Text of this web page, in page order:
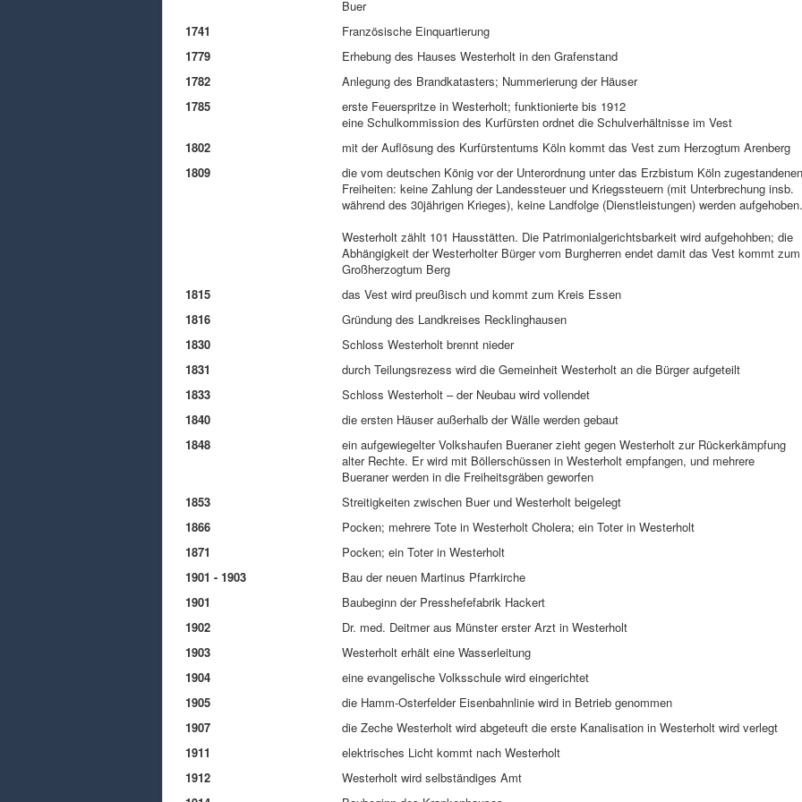
Buer
1741
Französische Einquartierung
1779
Erhebung des Hauses Westerholt in den Grafenstand
1782
Anlegung des Brandkatasters; Nummerierung der Häuser
1785
erste Feuerspritze in Westerholt; funktionierte bis 1912
eine Schulkommission des Kurfürsten ordnet die Schulverhältnisse im Vest
1802
mit der Auflösung des Kurfürstentums Köln kommt das Vest zum Herzogtum Arenberg
1809
die vom deutschen König vor der Unterordnung unter das Erzbistum Köln zugestandenen
Freiheiten: keine Zahlung der Landessteuer und Kriegssteuern (mit Unterbrechung insb.
während des 30jährigen Krieges), keine Landfolge (Dienstleistungen) werden aufgehoben.
Westerholt zählt 101 Hausstätten. Die Patrimonialgerichtsbarkeit wird aufgehohben; die
Abhängigkeit der Westerholter Bürger vom Burgherren endet damit das Vest kommt zum
Großherzogtum Berg
1815
das Vest wird preußisch und kommt zum Kreis Essen
1816
Gründung des Landkreises Recklinghausen
1830
Schloss Westerholt brennt nieder
1831
durch Teilungsrezess wird die Gemeinheit Westerholt an die Bürger aufgeteilt
1833
Schloss Westerholt – der Neubau wird vollendet
1840
die ersten Häuser außerhalb der Wälle werden gebaut
1848
ein aufgewiegelter Volkshaufen Bueraner zieht gegen Westerholt zur Rückerkämpfung
alter Rechte. Er wird mit Böllerschüssen in Westerholt empfangen, und mehrere
Bueraner werden in die Freiheitsgräben geworfen
1853
Streitigkeiten zwischen Buer und Westerholt beigelegt
1866
Pocken; mehrere Tote in Westerholt Cholera; ein Toter in Westerholt
1871
Pocken; ein Toter in Westerholt
1901 - 1903
Bau der neuen Martinus Pfarrkirche
1901
Baubeginn der Presshefefabrik Hackert
1902
Dr. med. Deitmer aus Münster erster Arzt in Westerholt
1903
Westerholt erhält eine Wasserleitung
1904
eine evangelische Volksschule wird eingerichtet
1905
die Hamm-Osterfelder Eisenbahnlinie wird in Betrieb genommen
1907
die Zeche Westerholt wird abgeteuft die erste Kanalisation in Westerholt wird verlegt
1911
elektrisches Licht kommt nach Westerholt
1912
Westerholt wird selbständiges Amt